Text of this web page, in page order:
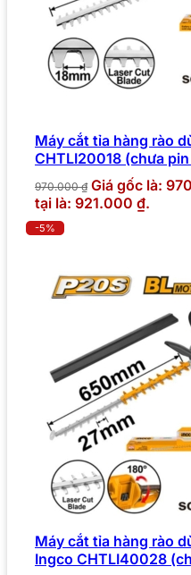
Máy cắt tỉa hàng rào
CHTLI20018 (chưa
970.000₫ Giá gốc là:
tại là: 921.000 ₫.
-5%
Máy cắt tỉa hàng rào
Ingco CHTLI40028